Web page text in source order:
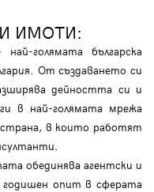
ИМОТИ:
голямата българска
От създаването си
дейността си и
в най-голямата мрежа
в които работят
обединява агентски и
годишен опит в сферата